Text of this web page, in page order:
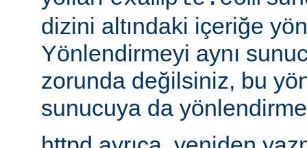
dizini altındaki içeriğe
Yönlendirmeyi aynı
zorunda değilsiniz, bu
sunucuya da